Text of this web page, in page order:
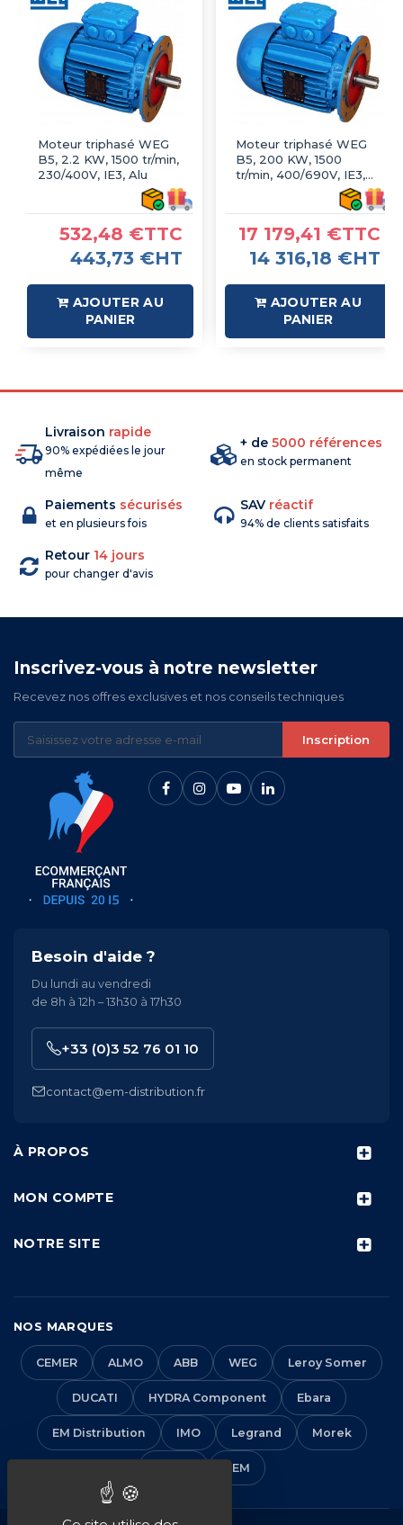
Moteur triphasé WEG
B5, 2.2 KW, 1500 tr/min,
230/400V, IE3, Alu
532,48 €TTC
443,73 €HT
AJOUTER AU
PANIER
Moteur triphasé WEG
B5, 200 KW, 1500
tr/min, 400/690V, IE3,
17 179,41 €TTC
14 316,18 €HT
AJOUTER AU
PANIER
Livraison rapide
90% expédiées le jour
même
+ de 5000 références
en stock permanent
Paiements sécurisés
et en plusieurs fois
SAV réactif
94% de clients satisfaits
Retour 14 jours
pour changer d'avis
Inscrivez-vous à notre newsletter
Recevez nos offres exclusives et nos conseils techniques
Inscription
À PROPOS
MON COMPTE
NOTRE SITE
Besoin d'aide ?
Du lundi au vendredi
de 8h à 12h – 13h30 à 17h30
+33 (0)3 52 76 01 10
contact@em-distribution.fr
NOS MARQUES
CEMER ALMO ABB WEG Leroy Somer
DUCATI HYDRA Component Ebara
EM Distribution IMO Legrand Morek
VEM